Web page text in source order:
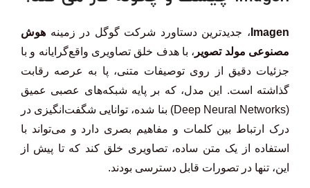
Imagen ، جدیدترین دستاورد شرکت گوگل در زمینه هوش
مصنوعی مولد تصویر ، با هدف خلق تصاویری واقع‌گرایانه و با
جزئیات دقیق از روی توصیفات متنی، پا به عرصه رقابت
گذاشته است. این مدل، که بر پایه شبکه‌های عصبی عمیق
(Deep Neural Networks) بنا شده، توانایی شگفت‌انگیزی در
درک ارتباط بین کلمات و مفاهیم بصری دارد و می‌تواند با
استفاده از یک متن ساده، تصاویری خلق کند که تا پیش از
این، تنها در تصورات قابل دسترسی بودند.